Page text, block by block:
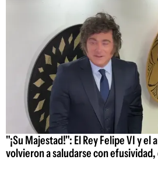
"¡Su Majestad!": El Rey Felipe VI y
volvieron a saludarse con